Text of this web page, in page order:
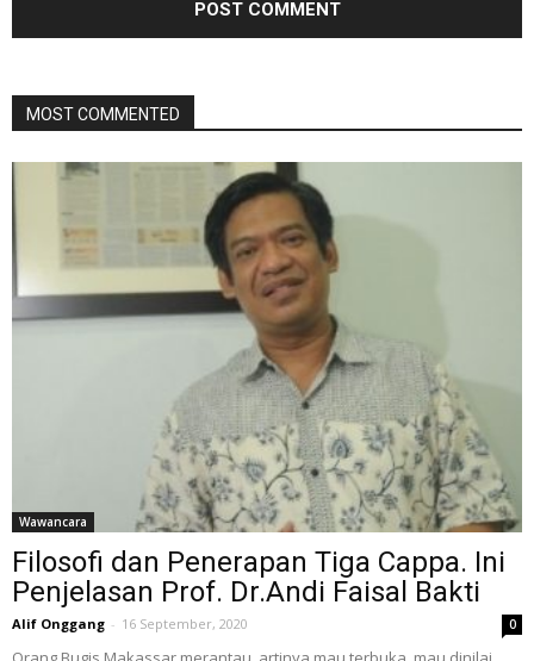
MOST COMMENTED
Wawancara
Filosofi dan Penerapan Tiga Cappa. Ini
Penjelasan Prof. Dr.Andi Faisal Bakti
Alif Onggang - 16 September, 2020 0